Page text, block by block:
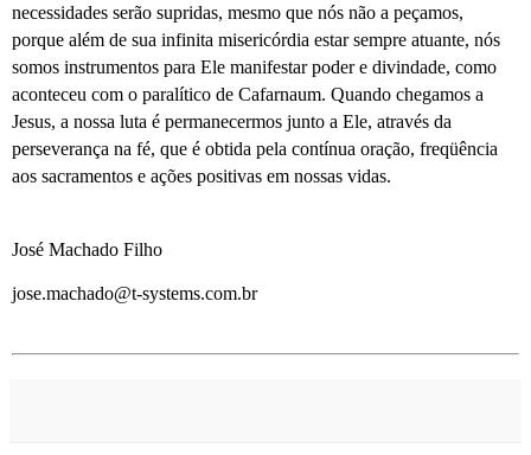
necessidades serão supridas, mesmo que nós não a peçamos,
porque além de sua infinita misericórdia estar sempre atuante, nós
somos instrumentos para Ele manifestar poder e divindade, como
aconteceu com o paralítico de Cafarnaum. Quando chegamos a
Jesus, a nossa luta é permanecermos junto a Ele, através da
perseverança na fé, que é obtida pela contínua oração, freqüência
aos sacramentos e ações positivas em nossas vidas.
José Machado Filho
jose.machado@t-systems.com.br